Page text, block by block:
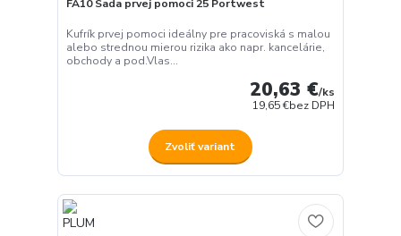
FA10 Sada prvej pomoci 25 Portwest
Kufrík prvej pomoci ideálny pre pracoviská s malou
alebo strednou mierou rizika ako napr. kancelárie,
obchody a pod.Vlas...
20,63 €/ks
19,65 €bez DPH
Zvoliť variant